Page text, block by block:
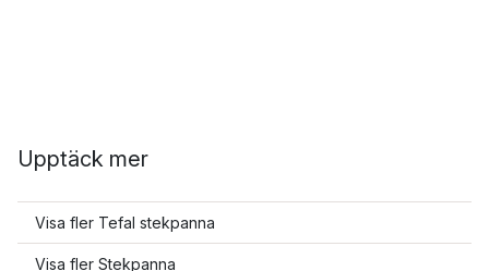
Upptäck mer
Visa fler Tefal stekpanna
Visa fler Stekpanna